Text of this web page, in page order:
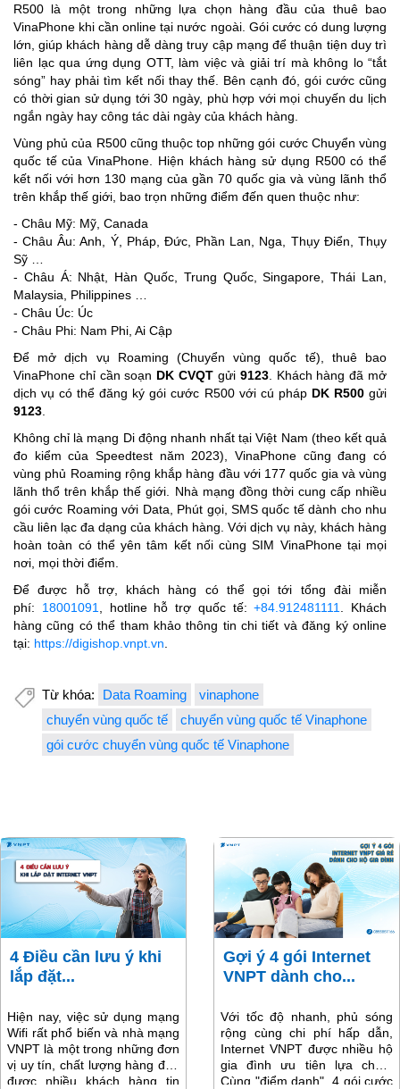
R500 là một trong những lựa chọn hàng đầu của thuê bao
VinaPhone khi cần online tại nước ngoài. Gói cước có dung lượng
lớn, giúp khách hàng dễ dàng truy cập mạng để thuận tiện duy trì
liên lạc qua ứng dụng OTT, làm việc và giải trí mà không lo “tắt
sóng” hay phải tìm kết nối thay thế. Bên cạnh đó, gói cước cũng
có thời gian sử dụng tới 30 ngày, phù hợp với mọi chuyến du lịch
ngắn ngày hay công tác dài ngày của khách hàng.
Vùng phủ của R500 cũng thuộc top những gói cước Chuyển vùng
quốc tế của VinaPhone. Hiện khách hàng sử dụng R500 có thể
kết nối với hơn 130 mạng của gần 70 quốc gia và vùng lãnh thổ
trên khắp thế giới, bao trọn những điểm đến quen thuộc như:
- Châu Mỹ: Mỹ, Canada
- Châu Âu: Anh, Ý, Pháp, Đức, Phần Lan, Nga, Thụy Điển, Thụy
Sỹ …
- Châu Á: Nhật, Hàn Quốc, Trung Quốc, Singapore, Thái Lan,
Malaysia, Philippines …
- Châu Úc: Úc
- Châu Phi: Nam Phi, Ai Cập
Để mở dịch vụ Roaming (Chuyển vùng quốc tế), thuê bao
VinaPhone chỉ cần soạn DK CVQT gửi9123. Khách hàng đã mở
dịch vụ có thể đăng ký gói cước R500 với cú pháp DK R500gửi
9123
Không chỉ là mạng Di động nhanh nhất tại Việt Nam (theo kết quả
đo kiểm của Speedtest năm 2023), VinaPhone cũng đang có
vùng phủ Roaming rộng khắp hàng đầu với 177 quốc gia và vùng
lãnh thổ trên khắp thế giới. Nhà mạng đồng thời cung cấp nhiều
gói cước Roaming với Data, Phút gọi, SMS quốc tế dành cho nhu
cầu liên lạc đa dạng của khách hàng. Với dịch vụ này, khách hàng
hoàn toàn có thể yên tâm kết nối cùng SIM VinaPhone tại mọi
nơi, mọi thời điểm.
Để được hỗ trợ, khách hàng có thể gọi tới tổng đài miễn
phí: 18001091 , hotline hỗ trợ quốc tế:+84.912481111
. Khách
hàng cũng có thể tham khảo thông tin chi tiết và đăng ký online
tại: https://digishop.vnpt.vn
Từ khóa: Data Roaming
vinaphone
chuyển vùng quốc tế
chuyển vùng quốc tế Vinaphone
gói cước chuyển vùng quốc tế Vinaphone
4 Điều cần lưu ý khi
lắp đặt...
Hiện nay, việc sử dụng mạng
Wifi rất phổ biến và nhà mạng
VNPT là một trong những đơn
vị uy tín, chất lượng hàng đầu
được nhiều khách hàng tin
Gợi ý 4 gói Internet
VNPT dành cho...
Với tốc độ nhanh, phủ sóng
rộng cùng chi phí hấp dẫn,
Internet VNPT được nhiều hộ
gia đình ưu tiên lựa chọn.
Cùng "điểm danh" 4 gói cước